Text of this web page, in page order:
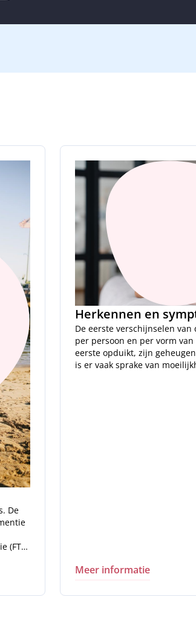
De
(FTD)
Herkennen en
De eerste verschijnselen
per persoon en per vorm
eerste opduikt, zijn
is er vaak sprake van
Meer informatie